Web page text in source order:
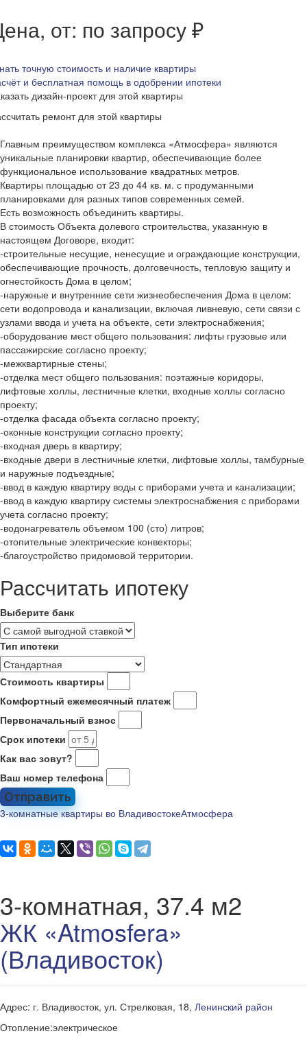
от: по запросу ₽
точную стоимость и наличие квартиры
и бесплатная помощь в одобрении ипотеки
дизайн-проект для этой квартиры
ремонт для этой квартиры
Главным преимуществом комплекса «Атмосфера» являются
уникальные планировки квартир, обеспечивающие более
функциональное использование квадратных метров.
Квартиры площадью от 23 до 44 кв. м. с продуманными
планировками для разных типов современных семей.
Есть возможность объединить квартиры.
В стоимость Объекта долевого строительства, указанную в
настоящем Договоре, входит:
-строительные несущие, ненесущие и ограждающие конструкции,
обеспечивающие прочность, долговечность, тепловую защиту и
огнестойкость Дома в целом;
-наружные и внутренние сети жизнеобеспечения Дома в целом:
сети водопровода и канализации, включая ливневую, сети связи с
узлами ввода и учета на объекте, сети электроснабжения;
-оборудование мест общего пользования: лифты грузовые или
пассажирские согласно проекту;
-межквартирные стены;
-отделка мест общего пользования: поэтажные коридоры,
лифтовые холлы, лестничные клетки, входные холлы согласно
проекту;
-отделка фасада объекта согласно проекту;
-оконные конструкции согласно проекту;
-входная дверь в квартиру;
-входные двери в лестничные клетки, лифтовые холлы, тамбурные
и наружные подъездные;
-ввод в каждую квартиру воды с приборами учета и канализации;
-ввод в каждую квартиру системы электроснабжения с приборами
учета согласно проекту;
-водонагреватель объемом 100 (сто) литров;
-отопительные электрические конвекторы;
-благоустройство придомовой территории.
Рассчитать ипотеку
Выберите банк
Тип ипотеки
Стоимость квартиры
Комфортный ежемесячный платеж
Первоначальный взнос
Срок ипотеки
Как вас зовут?
Ваш номер телефона
Отправить
3-комнатные квартиры во ВладивостокеАтмосфера
3-комнатная, 37.4 м2
ЖК «Atmosfera»
(Владивосток)
Адрес: г. Владивосток, ул. Стрелковая, 18, Ленинский район
Отопление:электрическое